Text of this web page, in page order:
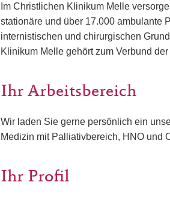
Im Christlichen Klinikum Melle
stationäre und über 17.000 ambulante
internistischen und chirurgischen
Klinikum Melle gehört zum Verbund
Ihr Arbeitsbereich
Wir laden Sie gerne persönlich ein
Medizin mit Palliativbereich, HNO und
Ihr Profil